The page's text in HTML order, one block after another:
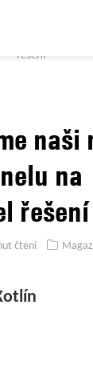
z
řešení
naši
na
řešení
čtení